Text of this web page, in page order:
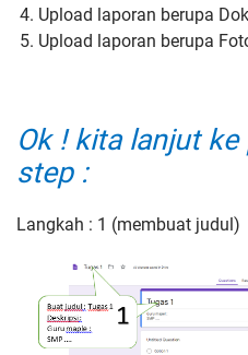
Upload laporan berupa
Upload laporan berupa
Ok ! kita lanjut
step :
Langkah : 1 (membuat judul)